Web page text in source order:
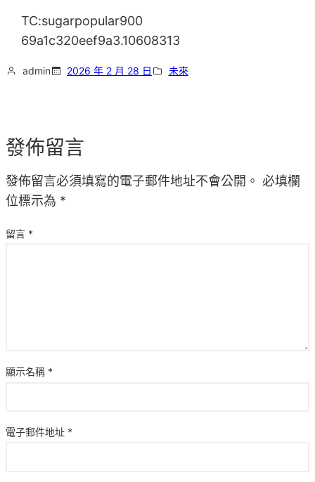
TC:sugarpopular900
69a1c320eef9a3.10608313
admin 2026 年 2 月 28 日 未來
發佈留言
發佈留言必須填寫的電子郵件地址不會公開。 必填欄
位標示為 *
留言 *
顯示名稱 *
電子郵件地址 *